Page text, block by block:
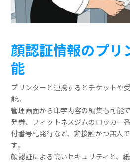
顔認証情報のプリ
能
プリンターと連携するとチケットや
能。
管理画面から印字内容の編集も可能
発券、フィットネスジムのロッカー
付番号札発行など、非接触かつ無人
す。
顔認証による高いセキュリティと、